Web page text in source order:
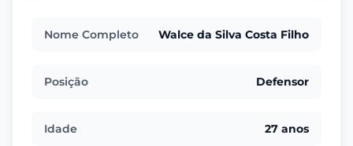
Nome Completo Walce da Silva Costa Filho
Posição Defensor
Idade 27 anos